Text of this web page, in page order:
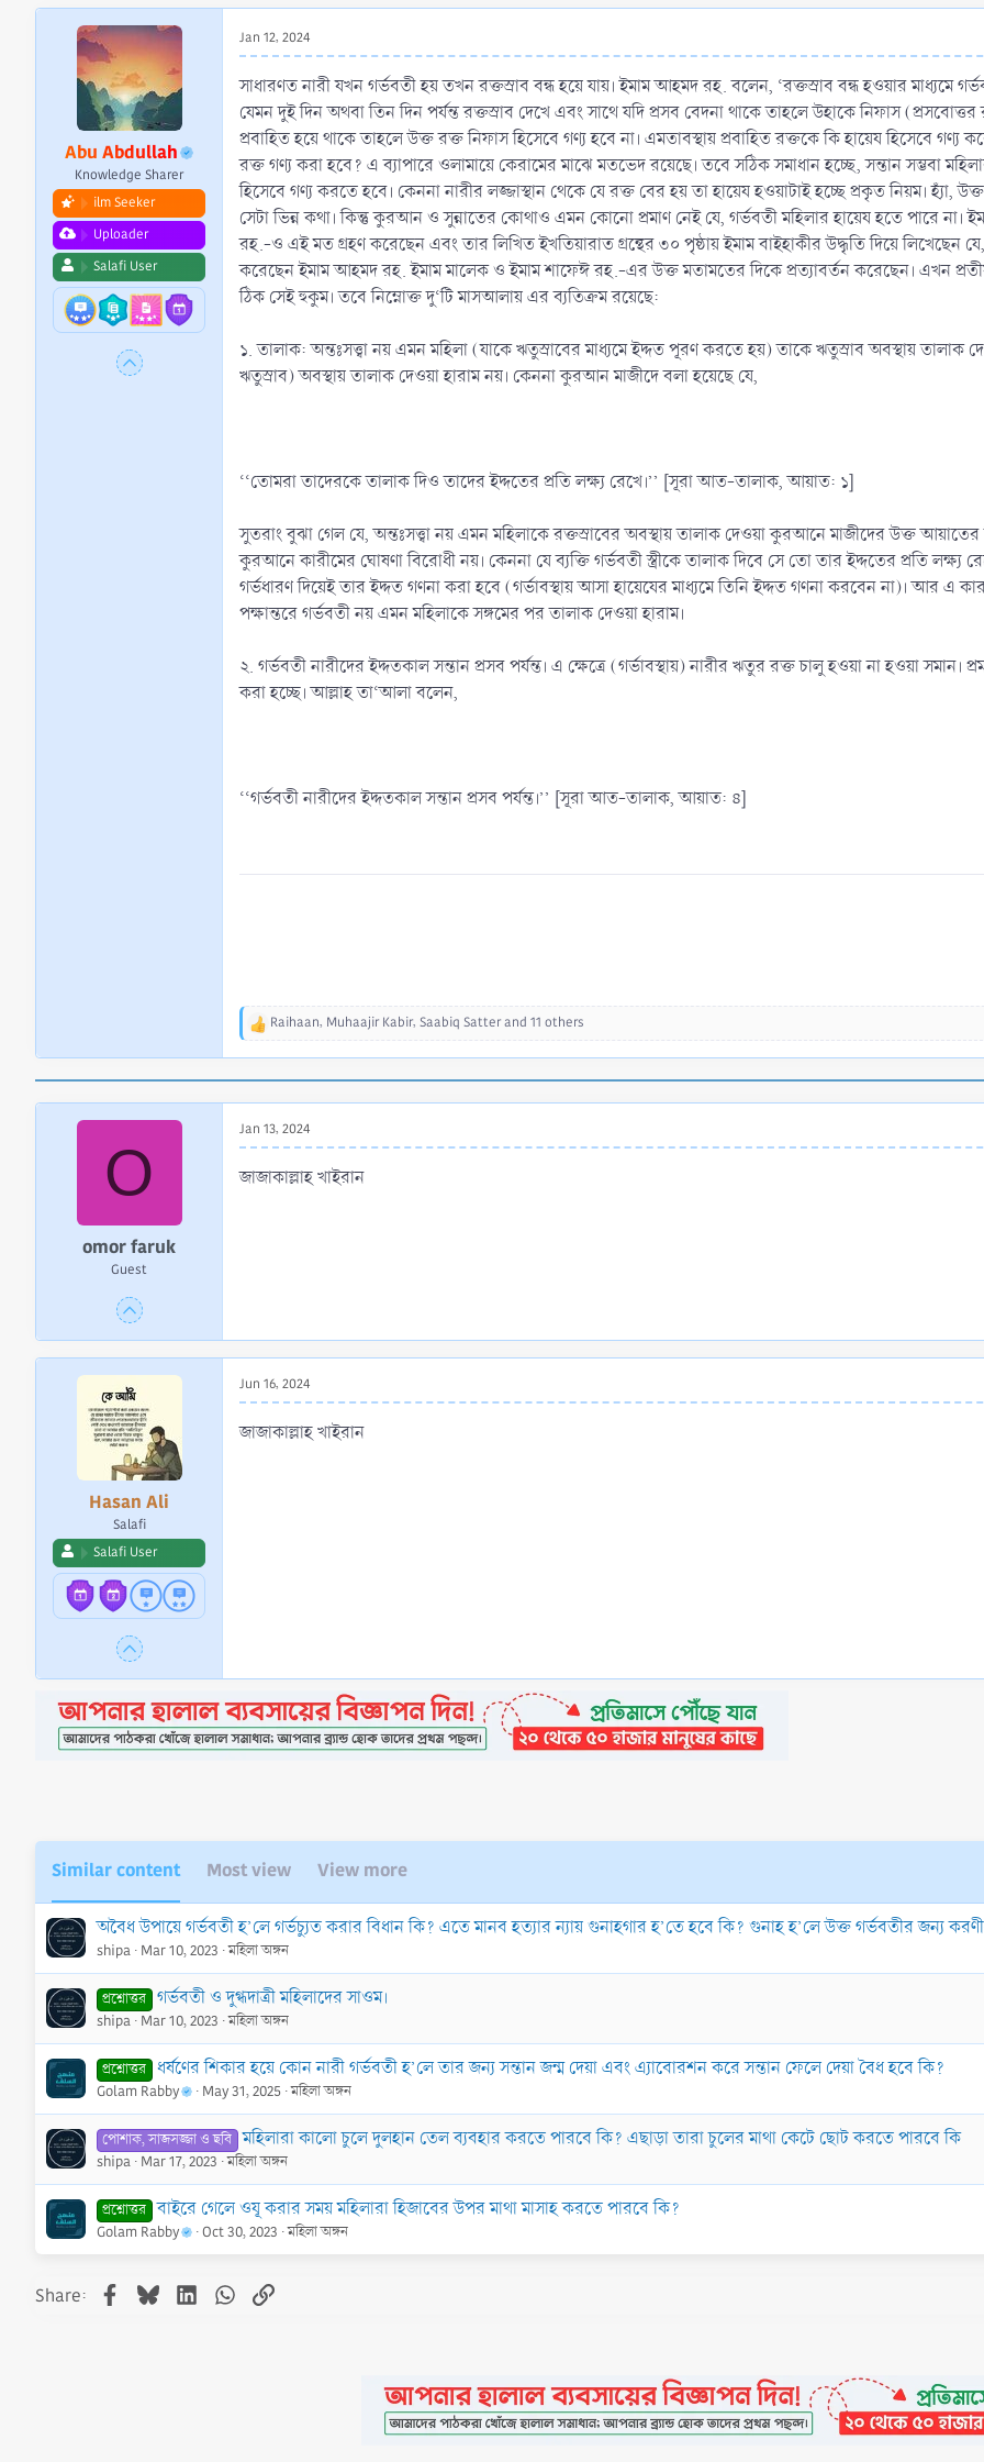
r
t
e
r
Abu Abdullah
Knowledge Sharer
ilm Seeker
Uploader
Salafi User
Jan 12, 2024
সাধারণত নারী যখন গর্ভবতী হয় তখন রক্তস্রাব বন্ধ হয়ে যায়। ইমাম আহমদ রহ. বলেন, ‘রক্তস্রাব বন্ধ হওয়ার মাধ্যমে
যেমন দুই দিন অথবা তিন দিন পর্যন্ত রক্তস্রাব দেখে এবং সাথে যদি প্রসব বেদনা থাকে তাহলে উহাকে নিফাস
প্রবাহিত হয়ে থাকে তাহলে উক্ত রক্ত নিফাস হিসেবে গণ্য হবে না। এমতাবস্থায় প্রবাহিত রক্তকে কি হায়েয হিসেবে
রক্ত গণ্য করা হবে? এ ব্যাপারে ওলামায়ে কেরামের মাঝে মতভেদ রয়েছে। তবে সঠিক সমাধান হচ্ছে, সন্তান সম্ভবা
হিসেবে গণ্য করতে হবে। কেননা নারীর লজ্জাস্থান থেকে যে রক্ত বের হয় তা হায়েয হওয়াটাই হচ্ছে প্রকৃত নিয়ম।
সেটা ভিন্ন কথা। কিন্তু কুরআন ও সুন্নাতের কোথাও এমন কোনো প্রমাণ নেই যে, গর্ভবতী মহিলার হায়েয হতে পারে না।
রহ.-ও এই মত গ্রহণ করেছেন এবং তার লিখিত ইখতিয়ারাত গ্রন্থের ৩০ পৃষ্ঠায় ইমাম বাইহাকীর উদ্ধৃতি দিয়ে
করেছেন ইমাম আহমদ রহ. ইমাম মালেক ও ইমাম শাফেঈ রহ.-এর উক্ত মতামতের দিকে প্রত্যাবর্তন করেছেন। এখন
ঠিক সেই হুকুম। তবে নিম্নোক্ত দু‘টি মাসআলায় এর ব্যতিক্রম রয়েছে:
১. তালাক: অন্তঃসত্ত্বা নয় এমন মহিলা (যাকে ঋতুস্রাবের মাধ্যমে ইদ্দত পূরণ করতে হয়) তাকে ঋতুস্রাব অবস্থায় তালাক
ঋতুস্রাব) অবস্থায় তালাক দেওয়া হারাম নয়। কেননা কুরআন মাজীদে বলা হয়েছে যে,
‘‘তোমরা তাদেরকে তালাক দিও তাদের ইদ্দতের প্রতি লক্ষ্য রেখে।’’ [সূরা আত-তালাক, আয়াত: ১]
সুতরাং বুঝা গেল যে, অন্তঃসত্ত্বা নয় এমন মহিলাকে রক্তস্রাবের অবস্থায় তালাক দেওয়া কুরআনে মাজীদের উক্ত আয়াতের
কুরআনে কারীমের ঘোষণা বিরোধী নয়। কেননা যে ব্যক্তি গর্ভবতী স্ত্রীকে তালাক দিবে সে তো তার ইদ্দতের প্রতি লক্ষ্য
গর্ভধারণ দিয়েই তার ইদ্দত গণনা করা হবে (গর্ভাবস্থায় আসা হায়েযের মাধ্যমে তিনি ইদ্দত গণনা করবেন না)। আর এ
পক্ষান্তরে গর্ভবতী নয় এমন মহিলাকে সঙ্গমের পর তালাক দেওয়া হারাম।
২. গর্ভবতী নারীদের ইদ্দতকাল সন্তান প্রসব পর্যন্ত। এ ক্ষেত্রে (গর্ভাবস্থায়) নারীর ঋতুর রক্ত চালু হওয়া না হওয়া
করা হচ্ছে। আল্লাহ তা‘আলা বলেন,
‘‘গর্ভবতী নারীদের ইদ্দতকাল সন্তান প্রসব পর্যন্ত।’’ [সূরা আত-তালাক, আয়াত: ৪]
R
t
i
o
n
s
Raihaan, Muhaajir Kabir, Saabiq Satterand 11 others
O
omor faruk
Guest
Jan 13, 2024
জাজাকাল্লাহ খাইরান
Hasan Ali
Salafi
Salafi User
Jun 16, 2024
জাজাকাল্লাহ খাইরান
Similar content Most view View more
অবৈধ উপায়ে গর্ভবতী হ’লে গর্ভচ্যুত করার বিধান কি? এতে মানব হত্যার ন্যায় গুনাহগার হ’তে হবে কি? গুনাহ হ’লে উক্ত গর্ভবতীর জন্য
shipa Mar 10, 2023 মহিলা অঙ্গন
প্রশ্নোত্তর গর্ভবতী ও দুগ্ধদাত্রী মহিলাদের সাওম।
shipa Mar 10, 2023 মহিলা অঙ্গন
প্রশ্নোত্তর ধর্ষণের শিকার হয়ে কোন নারী গর্ভবতী হ’লে তার জন্য সন্তান জন্ম দেয়া এবং এ্যাবোরশন করে সন্তান ফেলে দেয়া বৈধ হবে কি?
Golam Rabby May 31, 2025 মহিলা অঙ্গন
পোশাক, সাজসজ্জা ও ছবি মহিলারা কালো চুলে দুলহান তেল ব্যবহার করতে পারবে কি? এছাড়া তারা চুলের মাথা কেটে ছোট করতে পারবে কি
shipa Mar 17, 2023 মহিলা অঙ্গন
প্রশ্নোত্তর বাইরে গেলে ওযূ করার সময় মহিলারা হিজাবের উপর মাথা মাসাহ করতে পারবে কি?
Golam Rabby Oct 30, 2023 মহিলা অঙ্গন
Share: Facebook
BlueskyLinkedInWhatsApp
Link